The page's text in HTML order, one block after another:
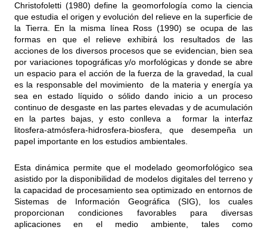
Christofoletti (1980) define la geomorfología como la ciencia
que estudia el origen y evolución del relieve en la superficie de
la Tierra. En la misma línea Ross (1990) se ocupa de las
formas en que el relieve exhibirá los resultados de las
acciones de los diversos procesos que se evidencian, bien sea
por variaciones topográficas y/o morfológicas y donde se abre
un espacio para el acción de la fuerza de la gravedad, la cual
es la responsable del movimiento de la materia y energía ya
sea en estado líquido o sólido dando inicio a un proceso
continuo de desgaste en las partes elevadas y de acumulación
en la partes bajas, y esto conlleva a formar la interfaz
litosfera-atmósfera-hidrosfera-biosfera, que desempeña un
papel importante en los estudios ambientales.
Esta dinámica permite que el modelado geomorfológico sea
asistido por la disponibilidad de modelos digitales del terreno y
la capacidad de procesamiento sea optimizado en entornos de
Sistemas de Información Geográfica (SIG), los cuales
proporcionan condiciones favorables para diversas
aplicaciones en el medio ambiente, tales como